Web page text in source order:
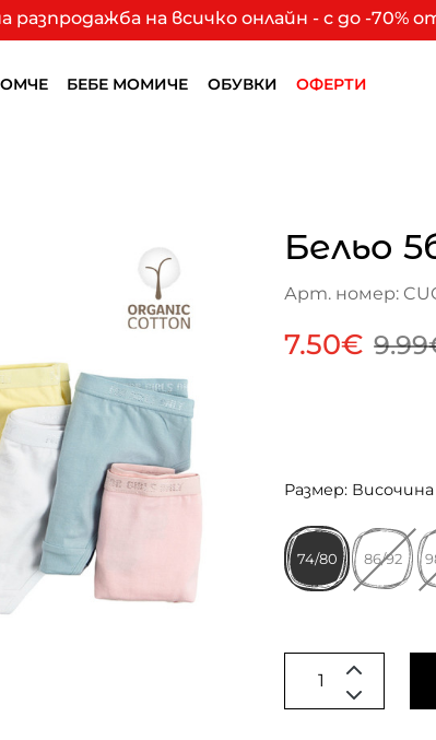
разпродажба на всичко онлайн - с до -70%
БЕБЕ МОМИЧЕ ОБУВКИ ОФЕРТИ
Бельо
Арт. номер:
7.50€
Размер:
74/80 86/92